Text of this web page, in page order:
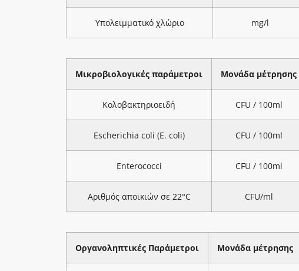
Υπολειμματικό χλώριο mg/l
Μικροβιολογικές παράμετροι Μονάδα μέτρησης
Κολοβακτηριοειδή CFU / 100ml
Escherichia coli (E. coli) CFU / 100ml
Enterococci CFU / 100ml
Αριθμός αποικιών σε 22°C CFU/ml
Οργανοληπτικές Παράμετροι Μονάδα μέτρησης